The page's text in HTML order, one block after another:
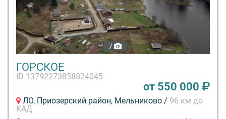
7
ГОРСКОЕ
ID 13792273858824045
от 550 000
ЛО, Приозерский район, Мельниково / 96 км до
КАД